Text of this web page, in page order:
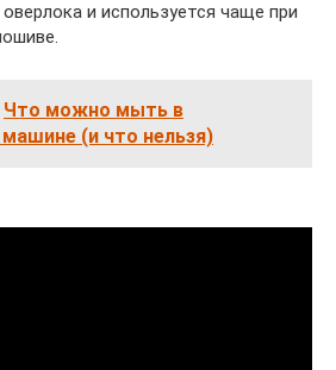
и используется чаще при
Что можно мыть в
(и что нельзя)